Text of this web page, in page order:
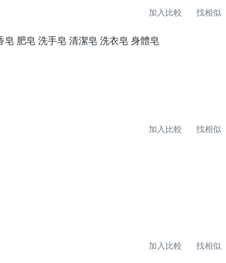
加入比較 找相似
肥皂 洗手皂 清潔皂 洗衣皂 身體皂
加入比較 找相似
加入比較 找相似